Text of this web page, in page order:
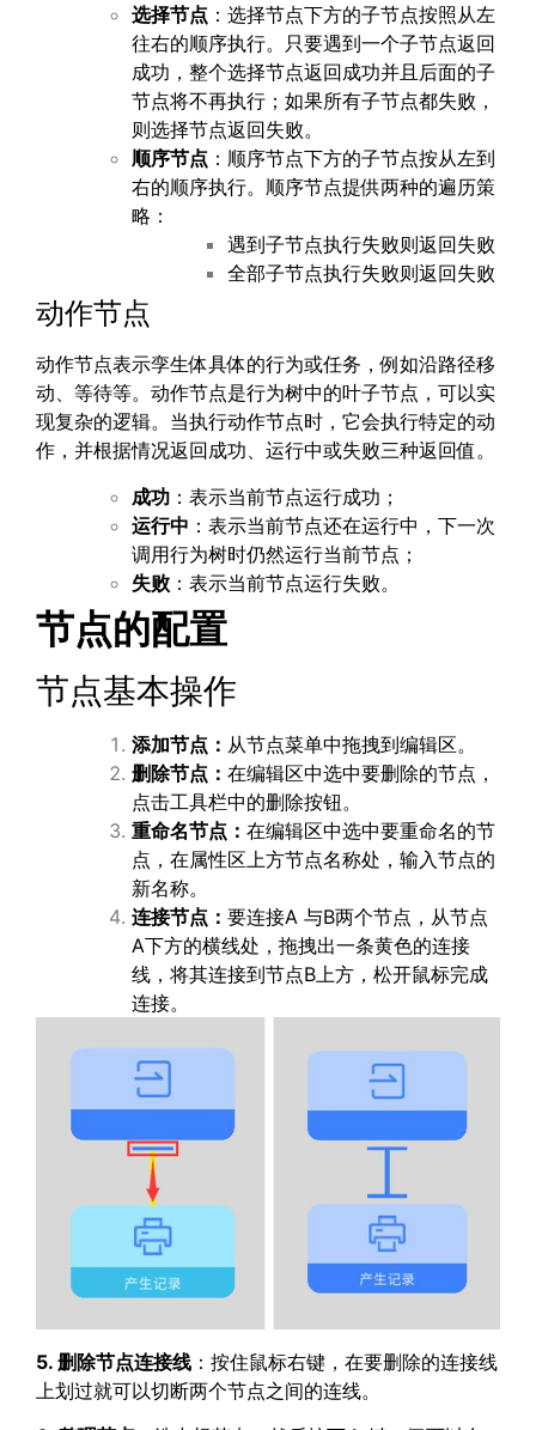
选择节点 ：选择节点下方的子节点按照从左
往右的顺序执行。只要遇到一个子节点返回
成功，整个选择节点返回成功并且后面的子
节点将不再执行；如果所有子节点都失败，
则选择节点返回失败。
顺序节点 ：顺序节点下方的子节点按从左到
右的顺序执行。顺序节点提供两种的遍历策
略：
遇到子节点执行失败则返回失败
全部子节点执行失败则返回失败
动作节点
动作节点表示孪生体具体的行为或任务，例如沿路径移
动、等待等。动作节点是行为树中的叶子节点，可以实
现复杂的逻辑。当执行动作节点时，它会执行特定的动
作，并根据情况返回成功、运行中或失败三种返回值。
成功 ：表示当前节点运行成功；
运行中 ：表示当前节点还在运行中，下一次
调用行为树时仍然运行当前节点；
失败 ：表示当前节点运行失败。
节点的配置
节点基本操作
添加节点： 从节点菜单中拖拽到编辑区。
删除节点： 在编辑区中选中要删除的节点，
点击工具栏中的删除按钮。
重命名节点： 在编辑区中选中要重命名的节
点，在属性区上方节点名称处，输入节点的
新名称。
连接节点： 要连接A 与B两个节点，从节点
A下方的横线处，拖拽出一条黄色的连接
线，将其连接到节点B上方，松开鼠标完成
连接。
5. 删除节点连接线 ：按住鼠标右键，在要删除的连接线
上划过就可以切断两个节点之间的连线。